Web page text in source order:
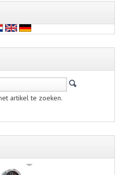
EN TRECHTERS
KETTINGEN
artikel te zoeken.